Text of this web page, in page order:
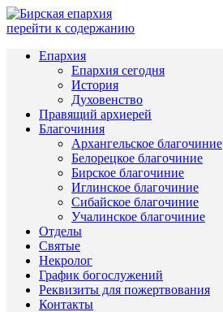
перейти к содержанию
Епархия
Епархия сегодня
История
Духовенство
Правящий архиерей
Благочиния
Архангельское благочиние
Белорецкое благочиние
Бирское благочиние
Иглинское благочиние
Сибайское благочиние
Учалинское благочиние
Отделы
Святые
Некролог
График богослужений
Реквизиты для пожертвования
Контакты